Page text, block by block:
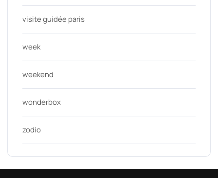
visite guidée paris
week
weekend
wonderbox
zodio